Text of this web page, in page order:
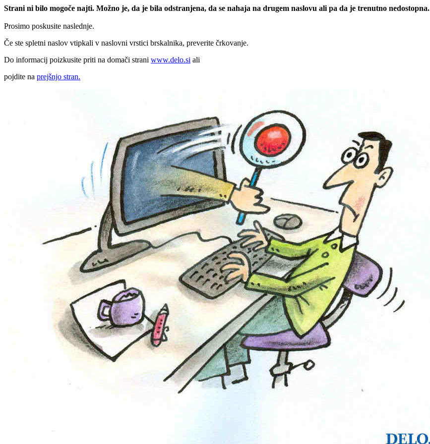
Strani ni bilo mogoče najti. Možno je, da je bila odstranjena, da se nahaja na drugem naslovu ali pa da je trenutno nedostopna.
Prosimo poskusite naslednje.
Če ste spletni naslov vtipkali v naslovni vrstici brskalnika, preverite črkovanje.
Do informacij poizkusite priti na domači strani www.delo.si ali
pojdite na prejšnjo stran.